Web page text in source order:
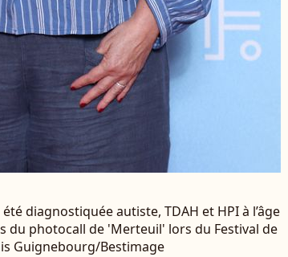
diagnostiquée autiste, TDAH et HPI à l’âge
du photocall de 'Merteuil' lors du Festival de
Guignebourg/Bestimage